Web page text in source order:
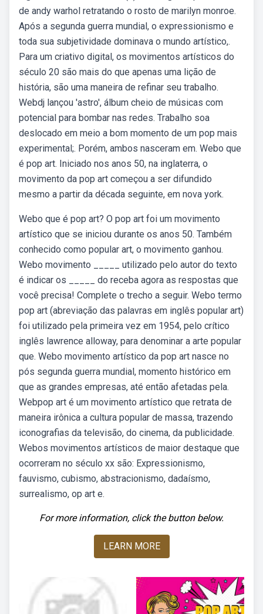
de andy warhol retratando o rosto de marilyn monroe.
Após a segunda guerra mundial, o expressionismo e
toda sua subjetividade dominava o mundo artístico,.
Para um criativo digital, os movimentos artísticos do
século 20 são mais do que apenas uma lição de
história, são uma maneira de refinar seu trabalho.
Webdj lançou 'astro', álbum cheio de músicas com
potencial para bombar nas redes. Trabalho soa
deslocado em meio a bom momento de um pop mais
experimental;. Porém, ambos nasceram em. Webo que
é pop art. Iniciado nos anos 50, na inglaterra, o
movimento da pop art começou a ser difundido
mesmo a partir da década seguinte, em nova york.
Webo que é pop art? O pop art foi um movimento
artístico que se iniciou durante os anos 50. Também
conhecido como popular art, o movimento ganhou.
Webo movimento _____ utilizado pelo autor do texto
é indicar os _____ do receba agora as respostas que
você precisa! Complete o trecho a seguir. Webo termo
pop art (abreviação das palavras em inglês popular art)
foi utilizado pela primeira vez em 1954, pelo crítico
inglês lawrence alloway, para denominar a arte popular
que. Webo movimento artístico da pop art nasce no
pós segunda guerra mundial, momento histórico em
que as grandes empresas, até então afetadas pela.
Webpop art é um movimento artístico que retrata de
maneira irônica a cultura popular de massa, trazendo
iconografias da televisão, do cinema, da publicidade.
Webos movimentos artísticos de maior destaque que
ocorreram no século xx são: Expressionismo,
fauvismo, cubismo, abstracionismo, dadaísmo,
surrealismo, op art e.
For more information, click the button below.
LEARN MORE